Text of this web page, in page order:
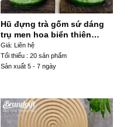
Hũ đựng trà gốm sứ dáng
trụ men hoa biển thiên
xanh lá hoạ tiết mã đáo
thành công HDT-23
Giá: Liên hệ
Tối thiểu : 20 sản phẩm
Sản xuất 5 - 7 ngày